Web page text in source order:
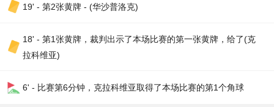
19' - 第2张黄牌 - (华沙普洛克)
18' - 第1张黄牌，裁判出示了本场比赛的第一张黄牌，给了(克
拉科维亚)
6' - 比赛第6分钟，克拉科维亚取得了本场比赛的第1个角球